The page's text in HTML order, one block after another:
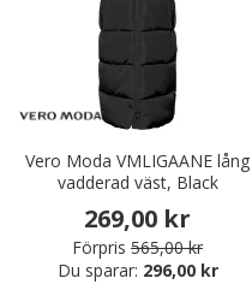
Vero Moda VMLIGAANE lång
vadderad väst, Black
269,00 kr
Förpris 565,00 kr
Du sparar: 296,00 kr